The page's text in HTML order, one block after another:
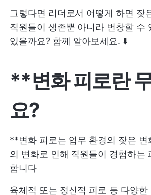
그렇다면 리더로서 어떻게 하면 잦
직원들이 생존뿐 아니라 번창할 수
있을까요? 함께 알아보세요. ⬇️
**변화 피로란
요?
**변화 피로는 업무 환경의 잦은 변
의 변화로 인해 직원들이 경험하는
합니다
육체적 또는 정신적 피로 등 다양한